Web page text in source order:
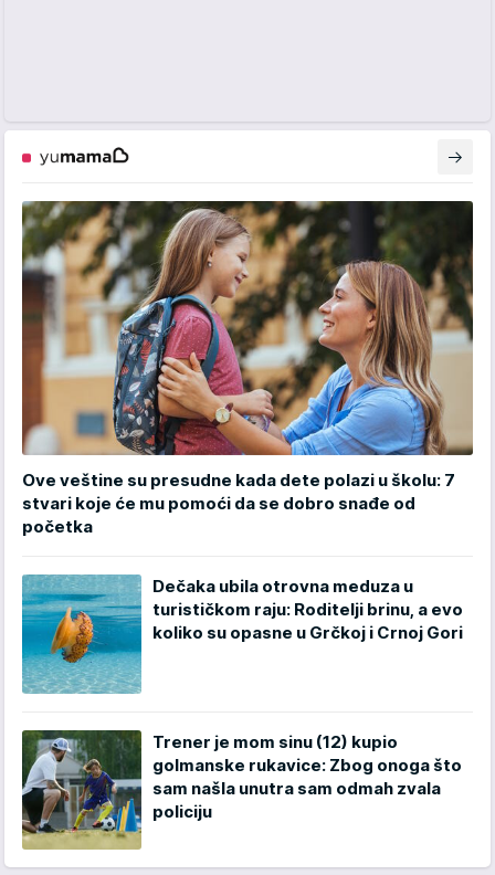
Ove veštine su presudne kada dete polazi u školu: 7
stvari koje će mu pomoći da se dobro snađe od
početka
Dečaka ubila otrovna meduza u
turističkom raju: Roditelji brinu, a evo
koliko su opasne u Grčkoj i Crnoj Gori
Trener je mom sinu (12) kupio
golmanske rukavice: Zbog onoga što
sam našla unutra sam odmah zvala
policiju